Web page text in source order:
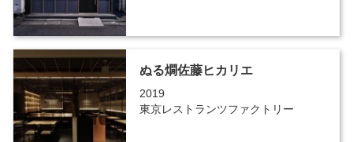
ぬる燗佐藤ヒカリエ
2019
東京レストランツファクトリー